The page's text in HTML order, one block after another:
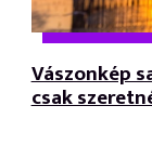
Vászonkép
csak